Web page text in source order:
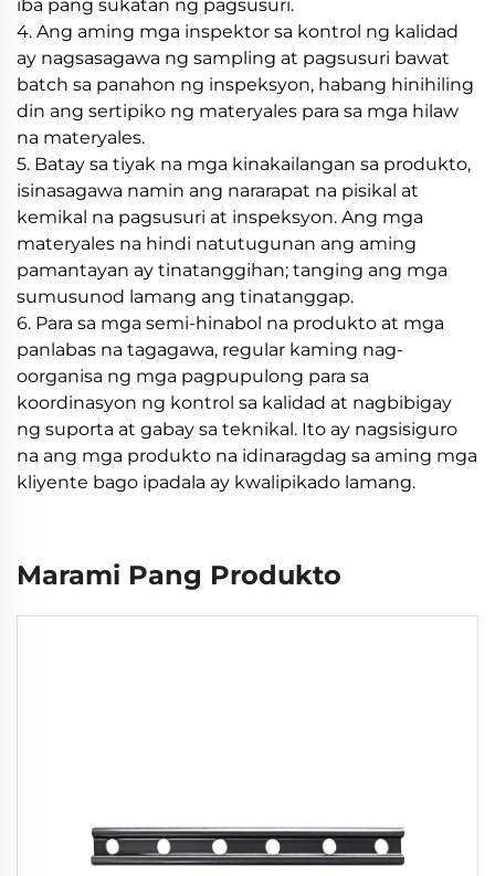
iba pang sukatan ng pagsusuri.
4. Ang aming mga inspektor sa kontrol ng kalidad
ay nagsasagawa ng sampling at pagsusuri bawat
batch sa panahon ng inspeksyon, habang hinihiling
din ang sertipiko ng materyales para sa mga hilaw
na materyales.
5. Batay sa tiyak na mga kinakailangan sa produkto,
isinasagawa namin ang nararapat na pisikal at
kemikal na pagsusuri at inspeksyon. Ang mga
materyales na hindi natutugunan ang aming
pamantayan ay tinatanggihan; tanging ang mga
sumusunod lamang ang tinatanggap.
6. Para sa mga semi-hinabol na produkto at mga
panlabas na tagagawa, regular kaming nag-
oorganisa ng mga pagpupulong para sa
koordinasyon ng kontrol sa kalidad at nagbibigay
ng suporta at gabay sa teknikal. Ito ay nagsisiguro
na ang mga produkto na idinaragdag sa aming mga
kliyente bago ipadala ay kwalipikado lamang.
Marami Pang Produkto